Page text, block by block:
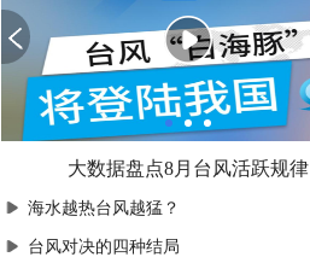
大数据盘点8月台风活跃规律
海水越热台风越猛？
台风对决的四种结局